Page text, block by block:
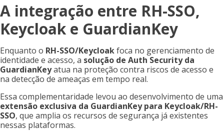
A integração entre RH-SSO,
Keycloak e GuardianKey
Enquanto o RH-SSO/Keycloakfoca no gerenciamento de
identidade e acesso, a solução de Auth Security da
GuardianKeyatua na proteção contra riscos de acesso e
na detecção de ameaças em tempo real.
Essa complementaridade levou ao desenvolvimento de uma
extensão exclusiva da GuardianKey para Keycloak/RH-
SSO, que amplia os recursos de segurança já existentes
nessas plataformas.